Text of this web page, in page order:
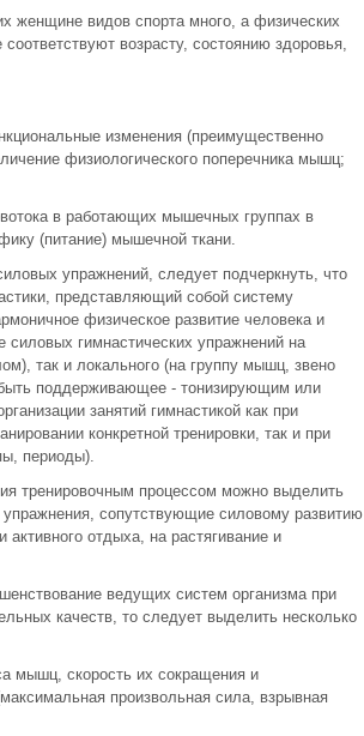
женщине видов спорта много, а физических
возрасту, состоянию здоровья,
изменения (преимущественно
физиологического поперечника мышц;
в работающих мышечных группах в
(питание) мышечной ткани.
упражнений, следует подчеркнуть, что
представляющий собой систему
физическое развитие человека и
силовых гимнастических упражнений на
так и локального (на группу мышц, звено
поддерживающее - тонизирующим или
занятий гимнастикой как при
конкретной тренировки, так и при
периоды).
тренировочным процессом можно выделить
сопутствующие силовому развитию
отдыха, на растягивание и
ведущих систем организма при
качеств, то следует выделить несколько
мышц, скорость их сокращения и
произвольная сила, взрывная